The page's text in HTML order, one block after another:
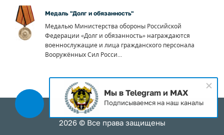
Медаль "Долг и обязанность"
Медалью Министерства обороны Российской
Федерации «Долг и обязанность» награждаются
военнослужащие и лица гражданского персонала
Вооружённых Сил Росси...
2026 © Все права защищены
Мы в Telegram и MAX
Подписываемся на наш каналы